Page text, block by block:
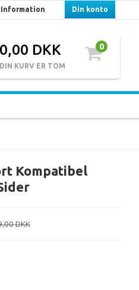
Information Din konto
0,00 DKK
DIN KURV ER TOM
0
Kompatibel
DKK